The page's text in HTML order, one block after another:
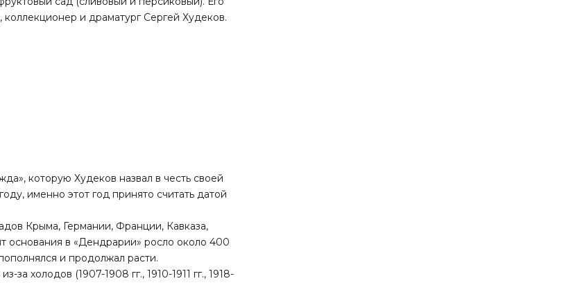
коллекционер и драматург Сергей Худеков.
которую Худеков назвал в честь своей
именно этот год принято считать датой
Крыма, Германии, Франции, Кавказа,
основания в «Дендрарии» росло около 400
и продолжал расти.
холодов (1907-1908 гг., 1910-1911 гг., 1918-